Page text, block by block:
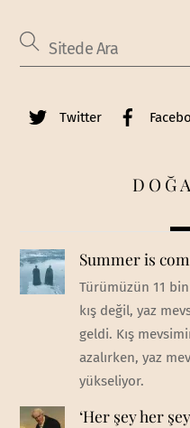
Twitter
Summer is
Türümüzün 11
kış değil, yaz
geldi. Kış
azalırken, yaz
yükseliyor.
‘Her şey her